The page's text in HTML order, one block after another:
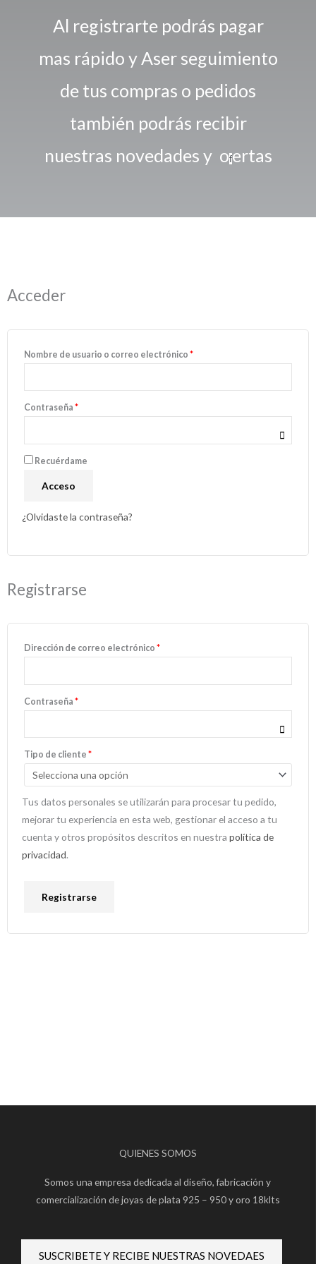
Al registrarte podrás pagar
mas rápido y Aser seguimiento
de tus compras o pedidos
también podrás recibir
nuestras novedades y ofertas
Acceder
Nombre de usuario o correo electrónico *
Contraseña *
Recuérdame
Acceso
¿Olvidaste la contraseña?
Registrarse
Dirección de correo electrónico *
Contraseña *
Tipo de cliente *
Tus datos personales se utilizarán para procesar tu pedido,
mejorar tu experiencia en esta web, gestionar el acceso a tu
cuenta y otros propósitos descritos en nuestra política de
privacidad.
Registrarse
QUIENES SOMOS
Somos una empresa dedicada al diseño, fabricación y
comercialización de joyas de plata 925 – 950 y oro 18klts
SUSCRIBETE Y RECIBE NUESTRAS NOVEDAES